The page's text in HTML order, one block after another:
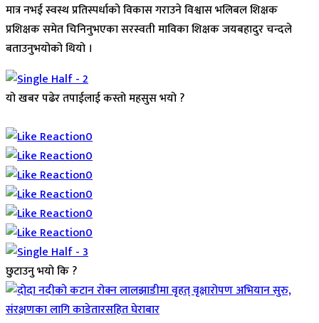
मात्र नभई स्वस्थ प्रतिस्पर्धाको विकास गराउने विश्वास भलिबल शिक्षक
प्रशिक्षक समेत चिनिनुभएका सरस्वती माविका शिक्षक जयबहादुर चन्दले
बताउनुभयो‌को थियो ।
यो खबर पढेर तपाईलाई कस्तो महसुस भयो ?
0
0
0
0
0
0
छुटाउनु भयो कि ?